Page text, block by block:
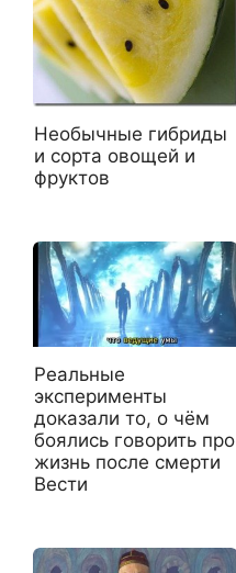
Необычные гибриды
и сорта овощей и
фруктов
Реальные
эксперименты
доказали то, о чём
боялись говорить про
жизнь после смерти
Вести